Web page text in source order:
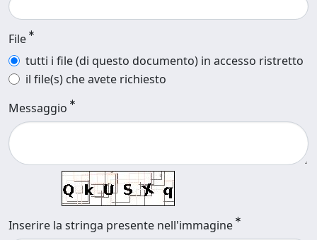
File
tutti i file (di questo documento) in accesso ristretto
il file(s) che avete richiesto
Messaggio
Inserire la stringa presente nell'immagine